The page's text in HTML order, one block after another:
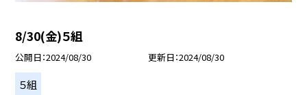
8/30(金)５組
公開日 2024/08/30 更新日 2024/08/30
５組